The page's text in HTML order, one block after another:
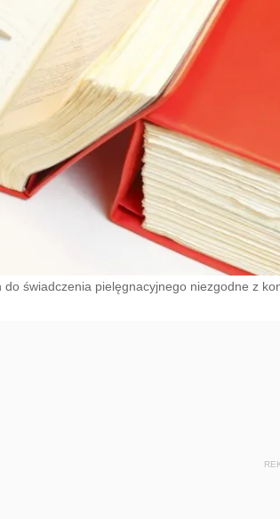
świadczenia pielęgnacyjnego niezgodne z